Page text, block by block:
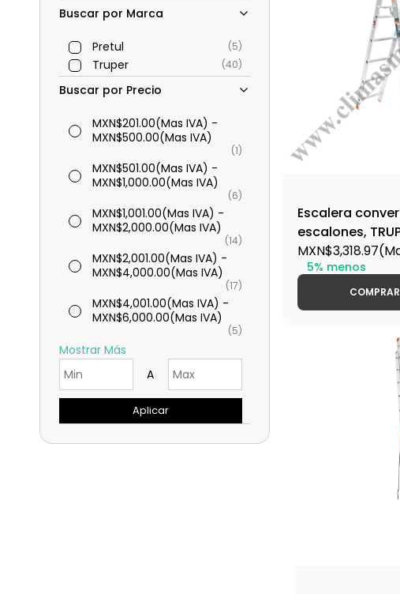
Buscar por Marca
Pretul (5)
Truper (40)
Buscar por Precio
MXN$201.00(Mas IVA) -
MXN$500.00(Mas IVA)
(1)
MXN$501.00(Mas IVA) -
MXN$1,000.00(Mas IVA)
(6)
MXN$1,001.00(Mas IVA) -
MXN$2,000.00(Mas IVA)
(14)
MXN$2,001.00(Mas IVA) -
MXN$4,000.00(Mas IVA)
(17)
MXN$4,001.00(Mas IVA) -
MXN$6,000.00(Mas IVA)
(5)
Mostrar Más
A
Aplicar
Escalera
escalones,
16746
MXN$3,318.97
5% menos
COMPRAR